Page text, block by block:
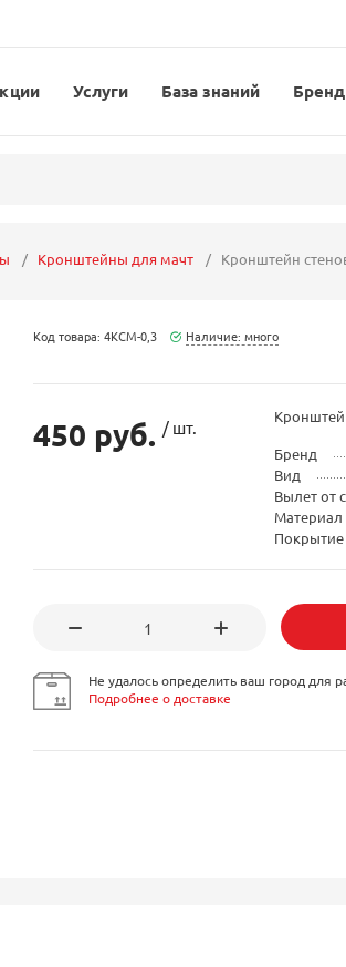
Услуги База знаний
Кронштейны для мачт Кронштейн
Код товара: 4КСМ-0,3 Наличие: много
450 руб. / шт.
Бренд
Вид
Вылет от
Материал
Покрытие
Не удалось определить ваш город для
Подробнее о доставке